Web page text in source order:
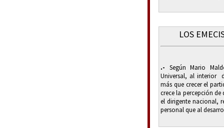
LOS
.- Según Mario
Universal, al interior
más que crecer el
crece la percepción de
el dirigente nacional,
personal que al